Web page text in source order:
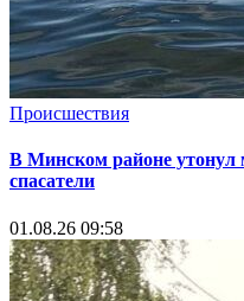
Происшествия
В Минском районе утонул
спасатели
01.08.26 09:58